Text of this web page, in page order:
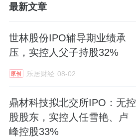
最新文章
世林股份IPO辅导期业绩承
压，实控人父子持股32%
原创 乐居财经 08-02
鼎材科技拟北交所IPO：无控
股股东，实控人任雪艳、卢
峰控股33%